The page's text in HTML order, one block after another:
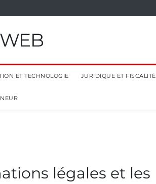
ET TECHNOLOGIE JURIDIQUE ET FISCALITÉ
légales et les